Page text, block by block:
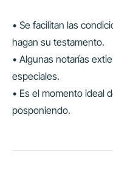
• Se facilitan las
hagan su testamento.
• Algunas notarías
especiales.
• Es el momento ideal
posponiendo.